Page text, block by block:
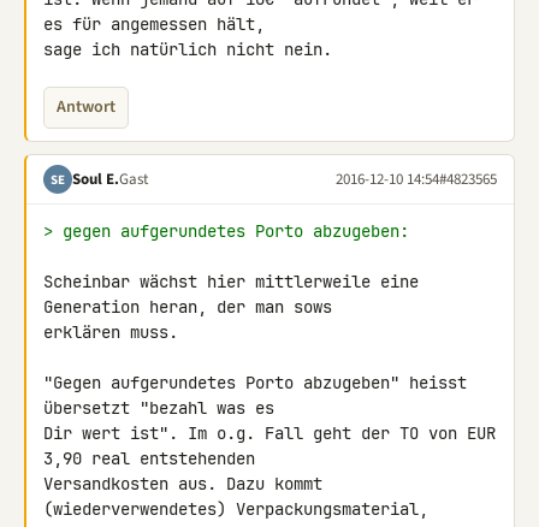
es für angemessen hält,
sage ich natürlich nicht nein.
Antwort
SE Soul E.Gast 2016-12-10 14:54#4823565
> gegen aufgerundetes Porto abzugeben:
Scheinbar wächst hier mittlerweile eine
Generation heran, der man sows
erklären muss.
"Gegen aufgerundetes Porto abzugeben" heisst
übersetzt "bezahl was es
Dir wert ist". Im o.g. Fall geht der TO von EUR
3,90 real entstehenden
Versandkosten aus. Dazu kommt
(wiederverwendetes) Verpackungsmaterial,